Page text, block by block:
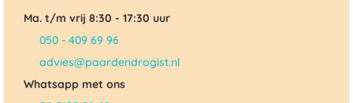
Ma. t/m vrij 8:30 - 17:30 uur
050 - 409 69 96
advies@paardendrogist.nl
Whatsapp met ons